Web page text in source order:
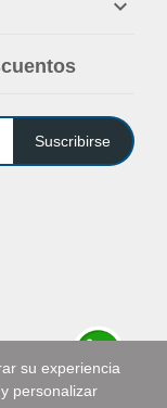

Suscribirse
su experiencia
personalizar